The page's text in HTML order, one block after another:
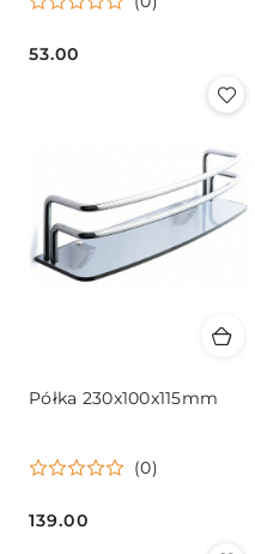
Cena:
53.00
Półka 230x100x115mm
(0)
Cena:
139.00